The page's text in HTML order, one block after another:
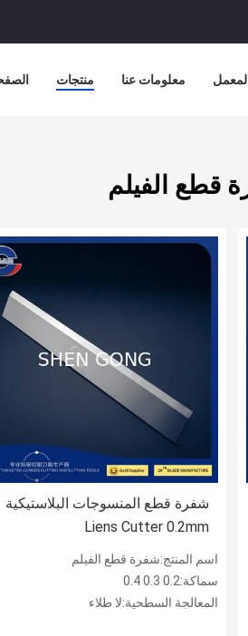
منتجات معلومات عنا
قطع الفيلم
شفرة قطع المنسوجات البلاستيكية
Liens Cutter 0.2mm
اسم المنتج:شفرة قطع الفيلم
سماكة:0.2 0.3 0.4
المعالجة السطحية:لا طلاء